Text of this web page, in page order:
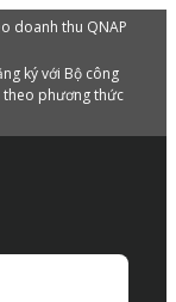
doanh thu QNAP
ký với Bộ công
theo phương thức